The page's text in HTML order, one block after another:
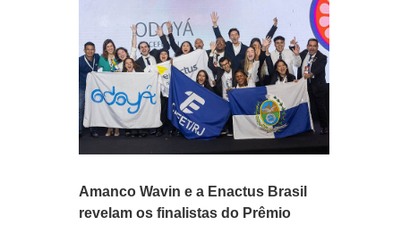
Amanco Wavin e a Enactus Brasil
revelam os finalistas do Prêmio